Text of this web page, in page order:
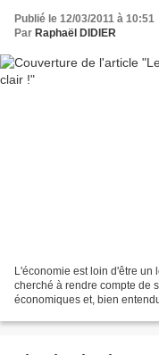
Publié le 12/03/2011 à 10:51
Par Raphaël DIDIER
L'économie est loin d'être un
cherché à rendre compte de
économiques et, bien